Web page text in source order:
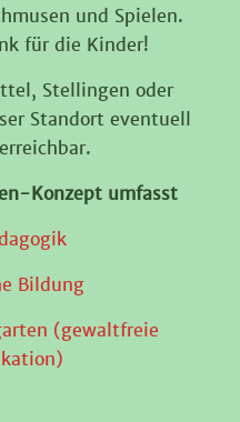
und Spielen.
für die Kinder!
Stellingen oder
Standort eventuell
Konzept umfasst
Bildung
(gewaltfreie